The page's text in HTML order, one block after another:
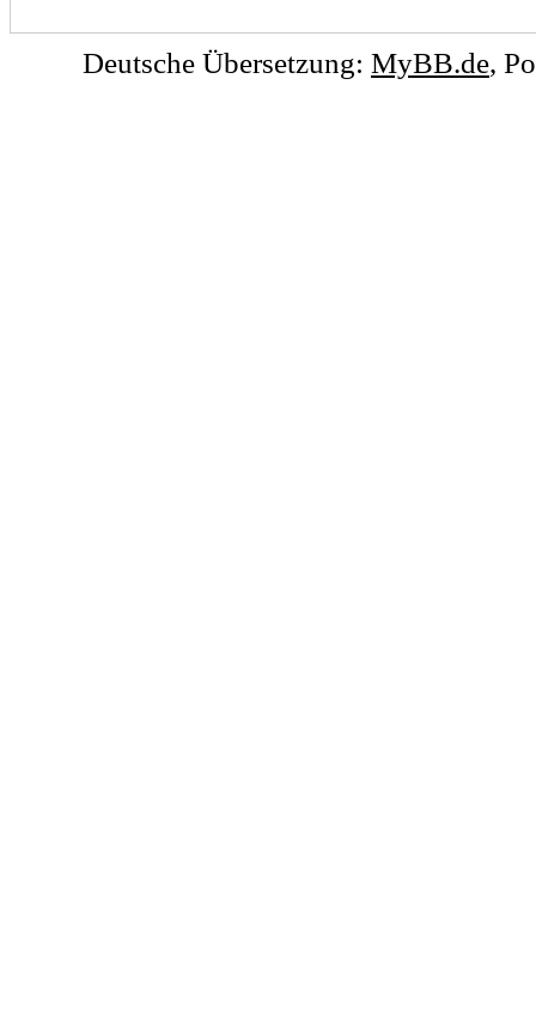
Deutsche Übersetzung: MyBB.de,